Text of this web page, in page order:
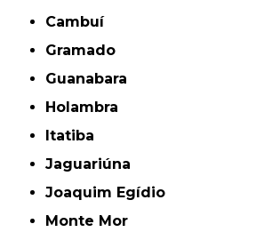
Cambuí
Gramado
Guanabara
Holambra
Itatiba
Jaguariúna
Joaquim Egídio
Monte Mor